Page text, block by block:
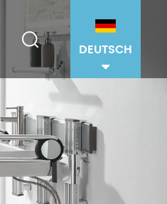
DEUTSCH